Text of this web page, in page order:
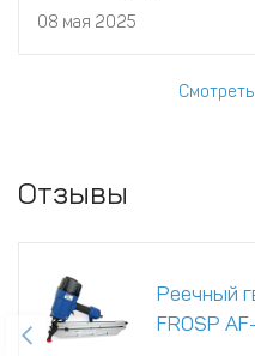
прямого монтажа к
08 мая 2025
Отзывы
Реечный
FROSP